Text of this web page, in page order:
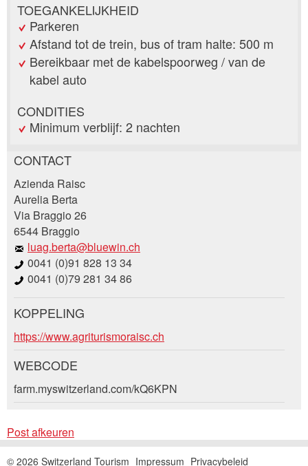
TOEGANKELIJKHEID
Parkeren
Afstand tot de trein, bus of tram halte: 500 m
Bereikbaar met de kabelspoorweg / van de
kabel auto
CONDITIES
Minimum verblijf: 2 nachten
Post afkeuren
Uw feedback wordt zeer gewaardeerd!
Algemene feedback
Vermelding niet langer geldig
Onvolledige vermelding
Beveel deze advertentie aan bij vrienden.
* Invoer vereist
Sluiten
CONTACT
Azienda Raisc
Aurelia Berta
Via Braggio 26
6544 Braggio
luag.berta@bluewin.ch
0041 (0)91 828 13 34
0041 (0)79 281 34 86
Boekingsaanvraag
Aankomst *
ma di wo do vr za
zo
AUGUSTUS 2026
KOPPELING
https://www.agriturismoraisc.ch
WEBCODE
farm.myswitzerland.com/kQ6KPN
Post afkeuren
© 2026 Switzerland Tourism Impressum Privacybeleid